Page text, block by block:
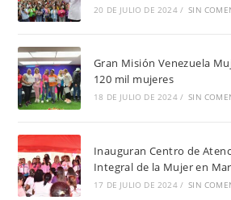
20 DE JULIO DE 2024 / SIN
Gran Misión Venezuela
120 mil mujeres
18 DE JULIO DE 2024 / SIN
Inauguran Centro de
Integral de la Mujer en
17 DE JULIO DE 2024 / SIN